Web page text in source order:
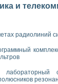
и
радиолиний
лабораторный